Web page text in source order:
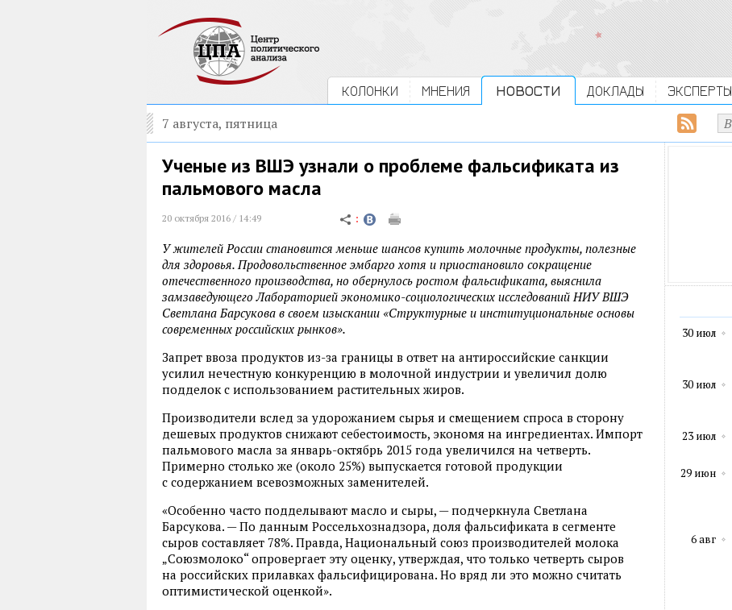
КОЛОНКИ МНЕНИЯ НОВОСТИ ДОКЛАДЫ ЭКСПЕРТЫ
7 августа, пятница
Ученые из ВШЭ узнали о проблеме фальсификата из
пальмового масла
20 октября 2016 / 14:49
У жителей России становится меньше шансов купить молочные продукты, полезные
для здоровья. Продовольственное эмбарго хотя и приостановило сокращение
отечественного производства, но обернулось ростом фальсификата, выяснила
замзаведующего Лабораторией экономико-социологических исследований НИУ ВШЭ
Светлана Барсукова в своем изыскании «Структурные и институциональные основы
современных российских рынков».
Запрет ввоза продуктов из-за границы в ответ на антироссийские санкции
усилил нечестную конкуренцию в молочной индустрии и увеличил долю
подделок с использованием растительных жиров.
Производители вслед за удорожанием сырья и смещением спроса в сторону
дешевых продуктов снижают себестоимость, экономя на ингредиентах. Импорт
пальмового масла за январь-октябрь 2015 года увеличился на четверть.
Примерно столько же (около 25%) выпускается готовой продукции
с содержанием всевозможных заменителей.
«Особенно часто подделывают масло и сыры, — подчеркнула Светлана
Барсукова. — По данным Россельхознадзора, доля фальсификата в сегменте
сыров составляет 78%. Правда, Национальный союз производителей молока
„Союзмолоко“ опровергает эту оценку, утверждая, что только четверть сыров
на российских прилавках фальсифицирована. Но вряд ли это можно считать
оптимистической оценкой».
30 июл
30 июл
23 июл
29 июн
6 авг